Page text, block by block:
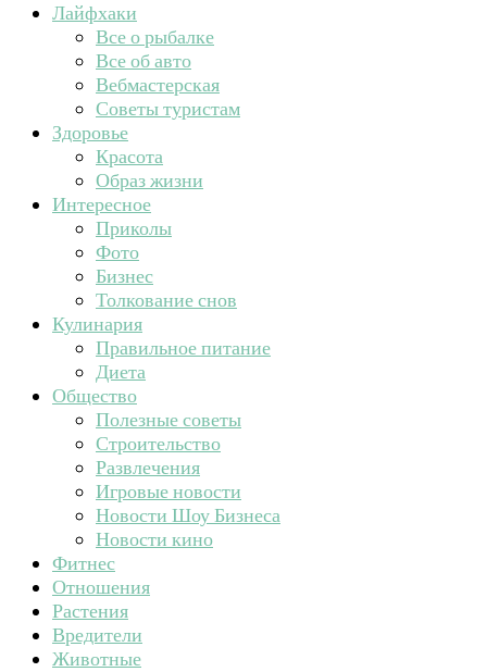
Лайфхаки
Все о рыбалке
Все об авто
Вебмастерская
Советы туристам
Здоровье
Красота
Образ жизни
Интересное
Приколы
Фото
Бизнес
Толкование снов
Кулинария
Правильное питание
Диета
Общество
Полезные советы
Строительство
Развлечения
Игровые новости
Новости Шоу Бизнеса
Новости кино
Фитнес
Отношения
Растения
Вредители
Животные